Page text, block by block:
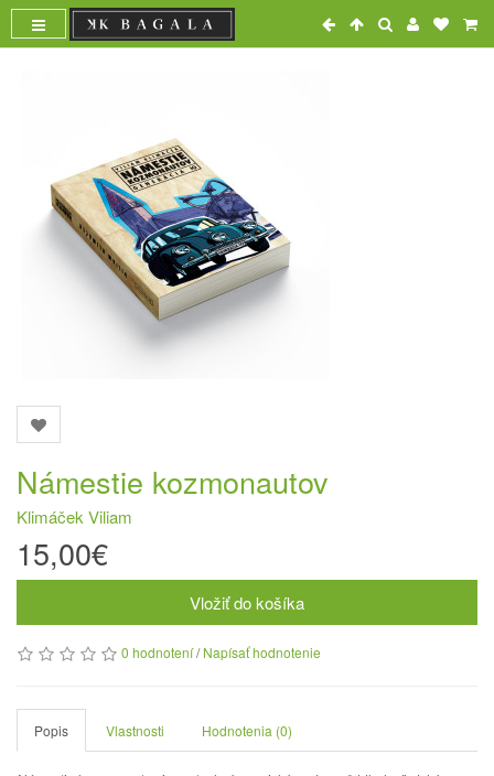
Námestie kozmonautov
Klimáček Viliam
15,00€
Vložiť do košíka
0 hodnotení/Napísať hodnotenie
Popis Vlastnosti Hodnotenia (0)